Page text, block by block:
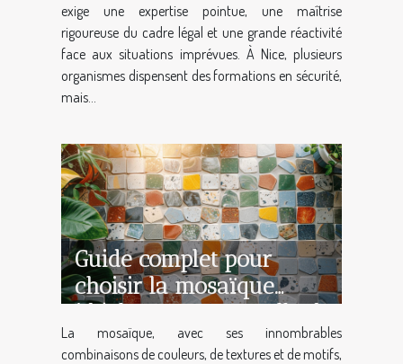
exige une expertise pointue, une maîtrise
rigoureuse du cadre légal et une grande réactivité
face aux situations imprévues. À Nice, plusieurs
organismes dispensent des formations en sécurité,
mais...
Guide complet pour
choisir la mosaïque
idéale pour votre salle de
bain
La mosaïque, avec ses innombrables
combinaisons de couleurs, de textures et de motifs,